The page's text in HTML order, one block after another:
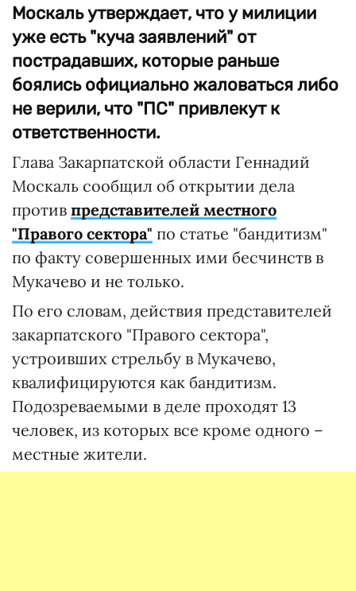
Москаль утверждает, что у милиции
уже есть "куча заявлений" от
пострадавших, которые раньше
боялись официально жаловаться либо
не верили, что "ПС" привлекут к
ответственности.
Глава Закарпатской области Геннадий
Москаль сообщил об открытии дела
против представителей местного
"Правого сектора" по статье "бандитизм"
по факту совершенных ими бесчинств в
Мукачево и не только.
По его словам, действия представителей
закарпатского "Правого сектора",
устроивших стрельбу в Мукачево,
квалифицируются как бандитизм.
Подозреваемыми в деле проходят 13
человек, из которых все кроме одного –
местные жители.